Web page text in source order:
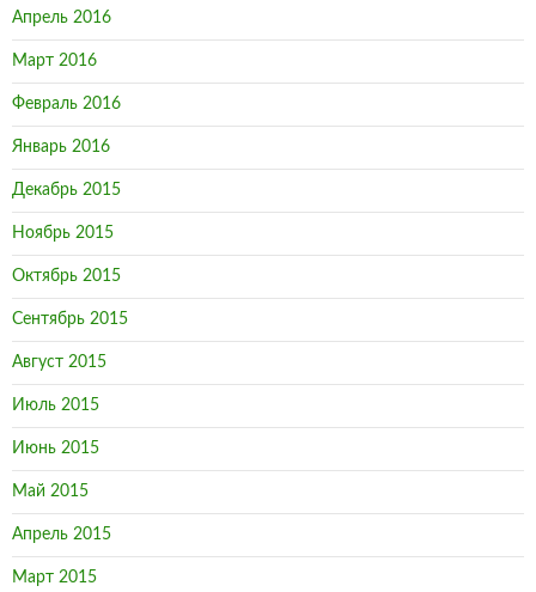
Апрель 2016
Март 2016
Февраль 2016
Январь 2016
Декабрь 2015
Ноябрь 2015
Октябрь 2015
Сентябрь 2015
Август 2015
Июль 2015
Июнь 2015
Май 2015
Апрель 2015
Март 2015